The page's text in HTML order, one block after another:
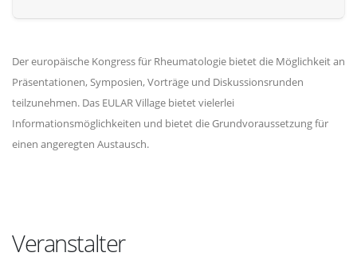
Der europäische Kongress für Rheumatologie bietet die Möglichkeit an
Präsentationen, Symposien, Vorträge und Diskussionsrunden
teilzunehmen. Das EULAR Village bietet vielerlei
Informationsmöglichkeiten und bietet die Grundvoraussetzung für
einen angeregten Austausch.
Veranstalter